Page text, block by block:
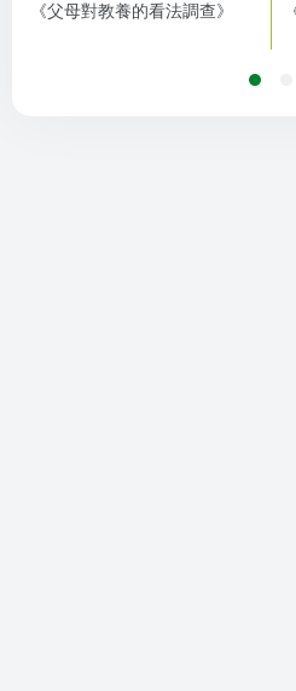
《父母對教養的看法調查》